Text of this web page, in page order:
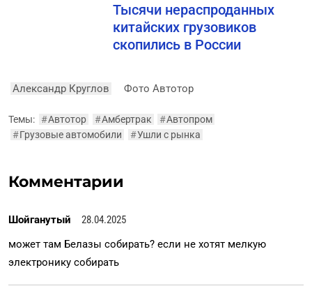
Тысячи нераспроданных
китайских грузовиков
скопились в России
Александр Круглов Фото Автотор
Темы: #Автотор #Амбертрак #Автопром
#Грузовые автомобили #Ушли с рынка
Комментарии
Шойганутый
28.04.2025
может там Белазы собирать? если не хотят мелкую
электронику собирать